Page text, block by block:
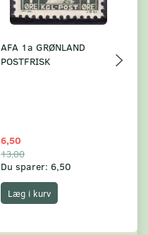
AFA 1a GRØNLAND
POSTFRISK
6,50
13,00
Du sparer: 6,50
Læg i kurv